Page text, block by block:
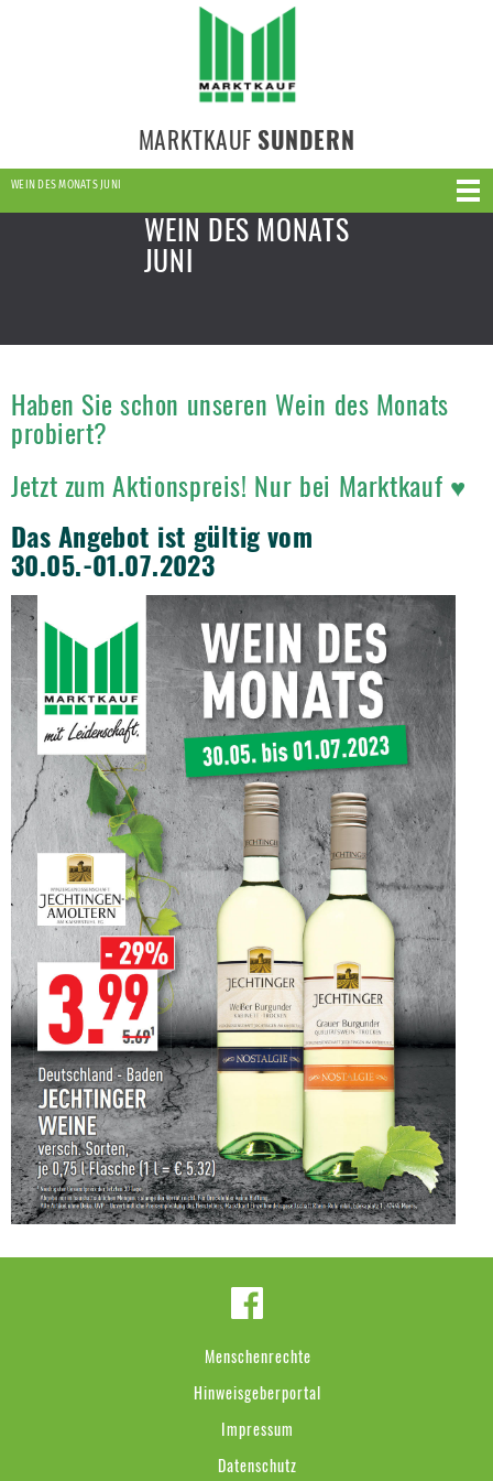
MARKTKAUF SUNDERN
WEIN DES MONATS JUNI
WEIN DES MONATS
JUNI
Haben Sie schon unseren Wein des Monats
probiert?
Jetzt zum Aktionspreis! Nur bei Marktkauf ♥
Das Angebot ist gültig vom
30.05.-01.07.2023
Menschenrechte
Hinweisgeberportal
Impressum
Datenschutz